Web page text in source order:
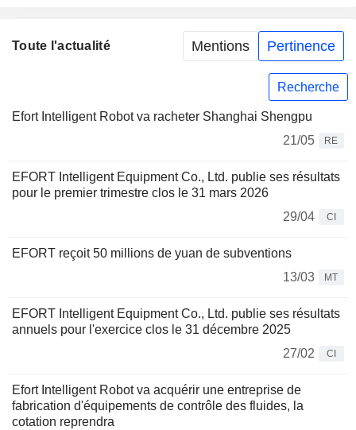
Toute l'actualité Mentions Pertinence
Recherche
Efort Intelligent Robot va racheter Shanghai Shengpu
21/05
RE
EFORT Intelligent Equipment Co., Ltd. publie ses résultats
pour le premier trimestre clos le 31 mars 2026
29/04
CI
EFORT reçoit 50 millions de yuan de subventions
13/03
MT
EFORT Intelligent Equipment Co., Ltd. publie ses résultats
annuels pour l'exercice clos le 31 décembre 2025
27/02
CI
Efort Intelligent Robot va acquérir une entreprise de
fabrication d'équipements de contrôle des fluides, la
cotation reprendra